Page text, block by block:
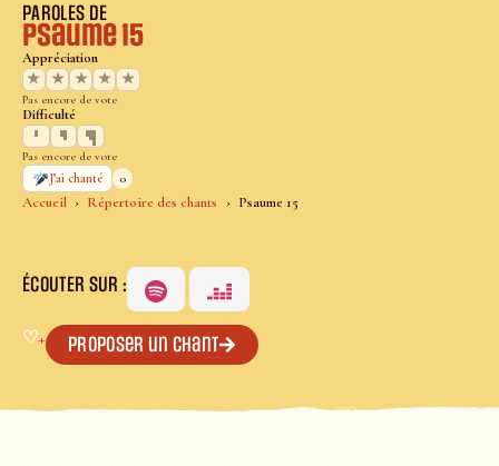
Accueil Répertoire des chants Psaume 15
PAROLES DE
Psaume 15
Appréciation
★
★ ★ ★ ★
Pas encore de vote
Difficulté
Pas encore de vote
J’ai chanté
0
ÉCOUTER SUR :
♡+ Proposer un chant